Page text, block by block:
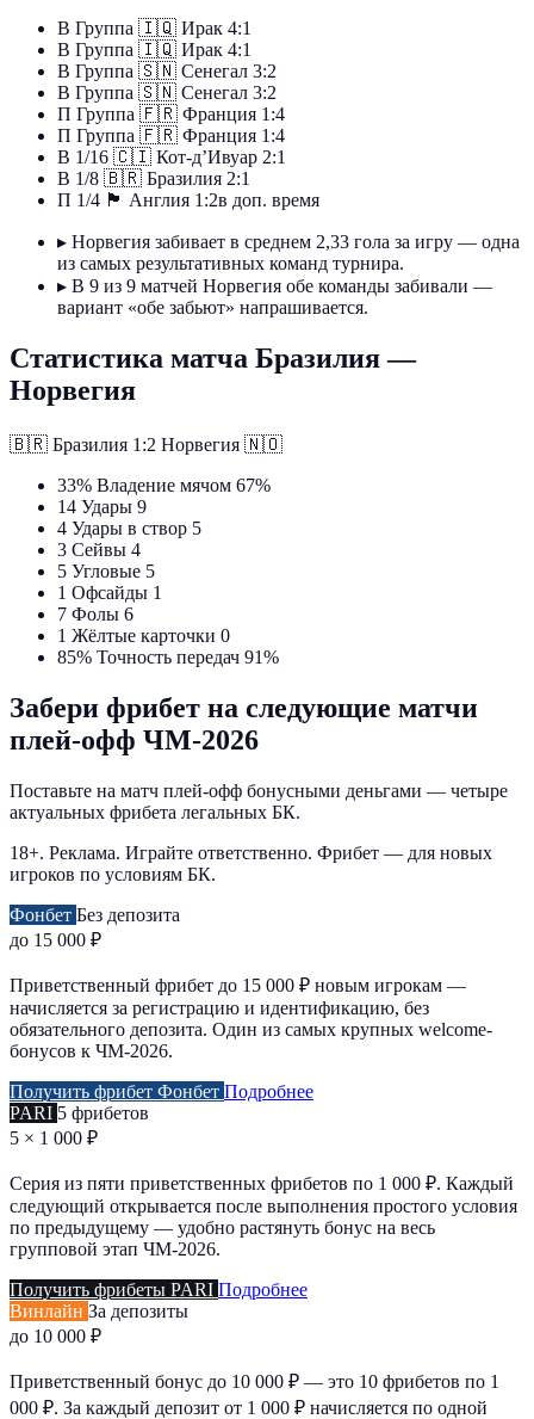
В Группа 🇮🇶 Ирак 4:1
В Группа 🇮🇶 Ирак 4:1
В Группа 🇸🇳 Сенегал 3:2
В Группа 🇸🇳 Сенегал 3:2
П Группа 🇫🇷 Франция 1:4
П Группа 🇫🇷 Франция 1:4
В 1/16 🇨🇮 Кот-д’Ивуар 2:1
В 1/8 🇧🇷 Бразилия 2:1
П 1/4 🏴󠁧󠁢󠁥󠁮󠁧󠁿 Англия 1:2в доп. время
▸ Норвегия забивает в среднем 2,33 гола за игру — одна
из самых результативных команд турнира.
▸ В 9 из 9 матчей Норвегия обе команды забивали —
вариант «обе забьют» напрашивается.
Статистика матча Бразилия —
Норвегия
🇧🇷 Бразилия 1:2 Норвегия 🇳🇴
33% Владение мячом 67%
14 Удары 9
4 Удары в створ 5
3 Сейвы 4
5 Угловые 5
1 Офсайды 1
7 Фолы 6
1 Жёлтые карточки 0
85% Точность передач 91%
Забери фрибет на следующие матчи
плей-офф ЧМ-2026
Поставьте на матч плей-офф бонусными деньгами — четыре
актуальных фрибета легальных БК.
18+. Реклама. Играйте ответственно. Фрибет — для новых
игроков по условиям БК.
Фонбет Без депозита
до 15 000 ₽
Приветственный фрибет до 15 000 ₽ новым игрокам —
начисляется за регистрацию и идентификацию, без
обязательного депозита. Один из самых крупных welcome-
бонусов к ЧМ-2026.
Получить фрибет Фонбет Подробнее
PARI 5 фрибетов
5 × 1 000 ₽
Серия из пяти приветственных фрибетов по 1 000 ₽. Каждый
следующий открывается после выполнения простого условия
по предыдущему — удобно растянуть бонус на весь
групповой этап ЧМ-2026.
Получить фрибеты PARI Подробнее
Винлайн За депозиты
до 10 000 ₽
Приветственный бонус до 10 000 ₽ — это 10 фрибетов по 1
000 ₽. За каждый депозит от 1 000 ₽ начисляется по одной